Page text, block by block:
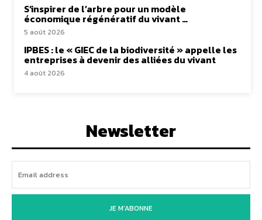
S’inspirer de l’arbre pour un modèle
économique régénératif du vivant …
5 août 2026
IPBES : le « GIEC de la biodiversité » appelle les
entreprises à devenir des alliées du vivant
4 août 2026
Newsletter
JE M'ABONNE